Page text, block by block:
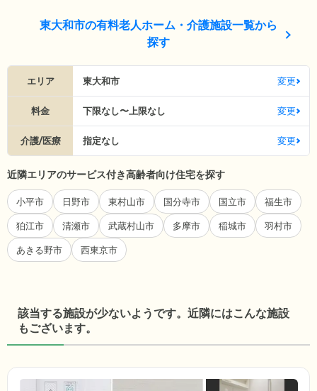
東大和市の有料老人ホーム・介護施設一覧から
探す
エリア 東大和市 変更
料金 下限なし〜上限なし 変更
介護/医療 指定なし 変更
近隣エリアのサービス付き高齢者向け住宅を探す
小平市 日野市 東村山市 国分寺市 国立市 福生市
狛江市 清瀬市 武蔵村山市 多摩市 稲城市 羽村市
あきる野市 西東京市
該当する施設が少ないようです。近隣にはこんな施設
もございます。